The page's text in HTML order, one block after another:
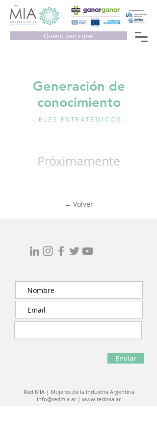
Quiero participar
Generación de
conocimiento
- EJES ESTRATÉGICOS -
Próximamente
← Volver
Enviar
Red MIA | Mujeres de la Industria Argentina
info@redmia.ar| www.redmia.ar